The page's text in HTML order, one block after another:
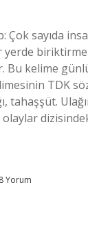
Çok sayıda
yerde
Bu kelime
TDK
tahaşşüt.
olaylar
8 Yorum